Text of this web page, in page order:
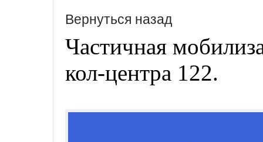
Вернуться назад
Частичная
кол-центра 122.